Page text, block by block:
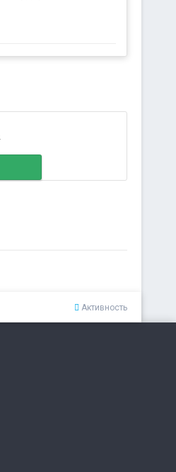
Активность